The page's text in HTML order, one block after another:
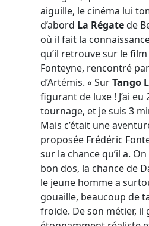
aiguille, le cinéma lui
d’abord La Régatede
où il fait la
qu’il retrouve sur le
Fonteyne, rencontré
d’Artémis. « SurTango
figurant de luxe ! J’ai eu
tournage, et je suis 3
Mais c’était une
proposée Frédéric
sur la chance qu’il a. On
bon dos, la chance de
le jeune homme a
gouaille, beaucoup de
froide. De son métier, il